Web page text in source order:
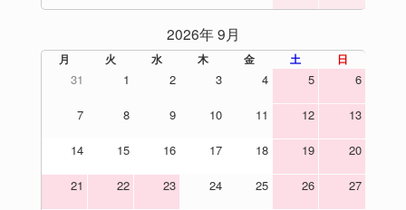
2026年 9月
月 火 水 木 金 土 日
31 1 2 3 4 5 6
7 8 9 10 11 12 13
14 15 16 17 18 19 20
21 22 23 24 25 26 27